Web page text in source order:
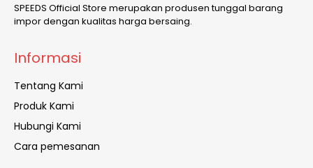
SPEEDS Official Store merupakan produsen tunggal barang
impor dengan kualitas harga bersaing.
Informasi
Tentang Kami
Produk Kami
Hubungi Kami
Cara pemesanan